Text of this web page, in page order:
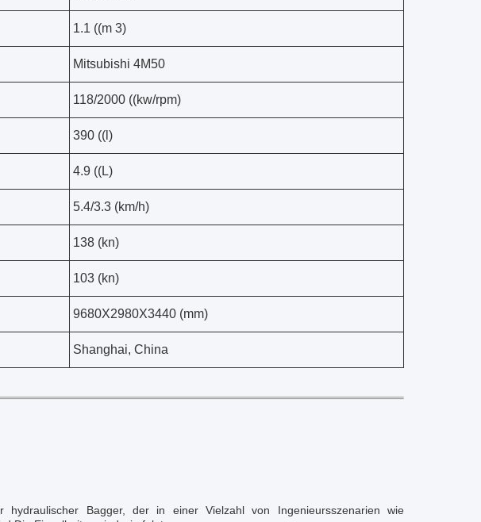
1.1 ((m 3)
Mitsubishi 4M50
118/2000 ((kw/rpm)
390 ((l)
4.9 ((L)
5.4/3.3 (km/h)
138 (kn)
103 (kn)
9680X2980X3440 (mm)
Shanghai, China
Bagger, der in einer Vielzahl von Ingenieursszenarien wie